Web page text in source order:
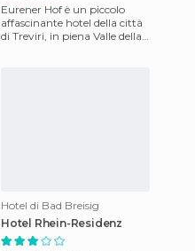
Eurener Hof è un piccolo
affascinante hotel della città
di Treviri, in piena Valle della
Hotel di Bad Breisig
Hotel Rhein-Residenz